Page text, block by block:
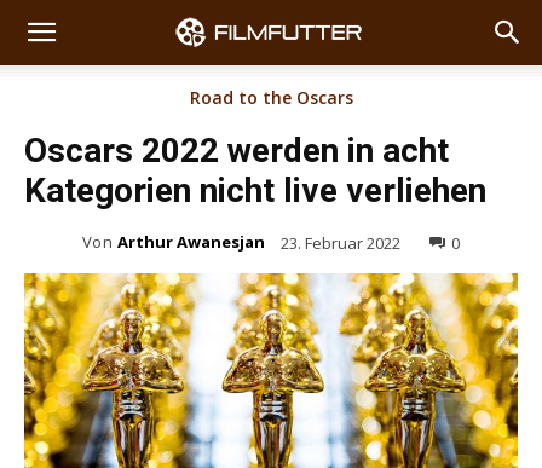
Road to the Oscars
Oscars 2022 werden in acht
Kategorien nicht live verliehen
Von Arthur Awanesjan 23. Februar 2022 0